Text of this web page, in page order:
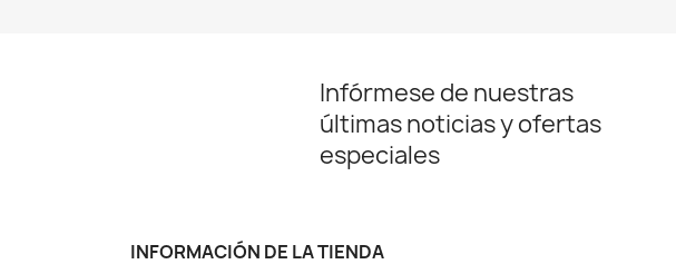
Infórmese de nuestras
últimas noticias y ofertas
especiales
INFORMACIÓN DE LA TIENDA